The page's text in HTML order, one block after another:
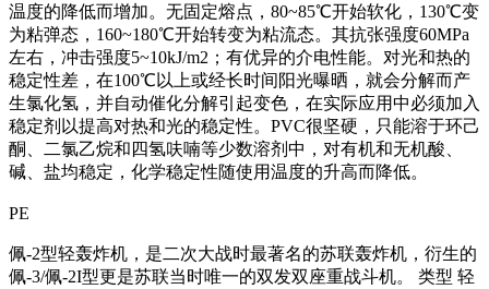
温度的降低而增加。无固定熔点，80~85℃开始软化，130℃变
为粘弹态，160~180℃开始转变为粘流态。其抗张强度60MPa
左右，冲击强度5~10kJ/m2；有优异的介电性能。对光和热的
稳定性差，在100℃以上或经长时间阳光曝晒，就会分解而产
生氯化氢，并自动催化分解引起变色，在实际应用中必须加入
稳定剂以提高对热和光的稳定性。PVC很坚硬，只能溶于环己
酮、二氯乙烷和四氢呋喃等少数溶剂中，对有机和无机酸、
碱、盐均稳定，化学稳定性随使用温度的升高而降低。
PE
佩-2型轻轰炸机，是二次大战时最著名的苏联轰炸机，衍生的
佩-3/佩-2I型更是苏联当时唯一的双发双座重战斗机。 类型 轻